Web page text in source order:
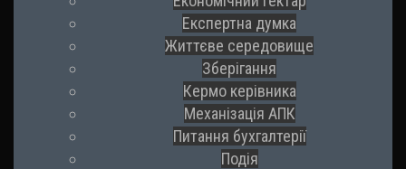
Експертна думка
Життєве середовище
Зберігання
Кермо керівника
Механізація АПК
Питання бухгалтерії
Подія